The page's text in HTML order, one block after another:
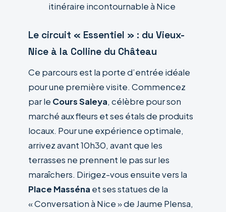
itinéraire incontournable à Nice
Le circuit « Essentiel » : du Vieux-
Nice à la Colline du Château
Ce parcours est la porte d’entrée idéale
pour une première visite. Commencez
par le Cours Saleya, célèbre pour son
marché aux fleurs et ses étals de produits
locaux. Pour une expérience optimale,
arrivez avant 10h30, avant que les
terrasses ne prennent le pas sur les
maraîchers. Dirigez-vous ensuite vers la
Place Masséna et ses statues de la
« Conversation à Nice » de Jaume Plensa,